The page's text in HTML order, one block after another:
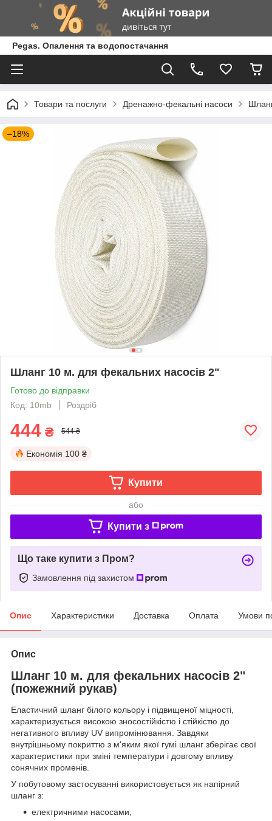
Pegas. Опалення та водопостачання
Товари та послуги Дренажно-фекальні насоси
–18%
Шланг 10 м. для фекальних насосів 2"
Готово до відправки
Код: 10mb
Роздріб
444 ₴ 544 ₴
Економія 100 ₴
Купити
або
Купити з
Що таке купити з Пром?
Замовлення під захистом
Опис Характеристики Доставка Оплата Умови
Опис
Шланг 10 м. для фекальних насосів 2"
(пожежний рукав)
Еластичний шланг білого кольору і підвищеної міцності,
характеризується високою зносостійкістю і стійкістю до
негативного впливу UV випромінювання. Завдяки
внутрішньому покриттю з м'яким якої гумі шланг зберігає свої
характеристики при зміні температури і довгому впливу
сонячних променів.
У побутовому застосуванні використовується як напірний
шланг з:
електричними насосами,